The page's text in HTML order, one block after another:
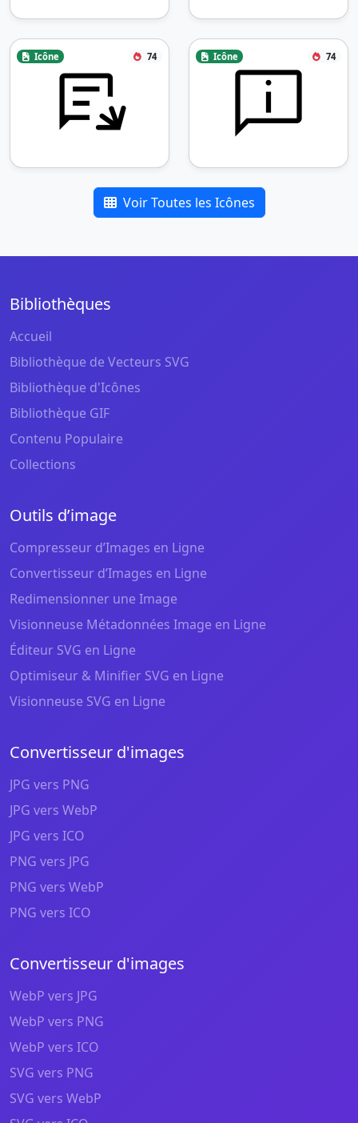
Icône 74 Icône 74
Voir Toutes les Icônes
Bibliothèques
Accueil
Bibliothèque de Vecteurs SVG
Bibliothèque d'Icônes
Bibliothèque GIF
Contenu Populaire
Collections
Outils d’image
Compresseur d’Images en Ligne
Convertisseur d’Images en Ligne
Redimensionner une Image
Visionneuse Métadonnées Image en Ligne
Éditeur SVG en Ligne
Optimiseur & Minifier SVG en Ligne
Visionneuse SVG en Ligne
Convertisseur d'images
JPG vers PNG
JPG vers WebP
JPG vers ICO
PNG vers JPG
PNG vers WebP
PNG vers ICO
Convertisseur d'images
WebP vers JPG
WebP vers PNG
WebP vers ICO
SVG vers PNG
SVG vers WebP